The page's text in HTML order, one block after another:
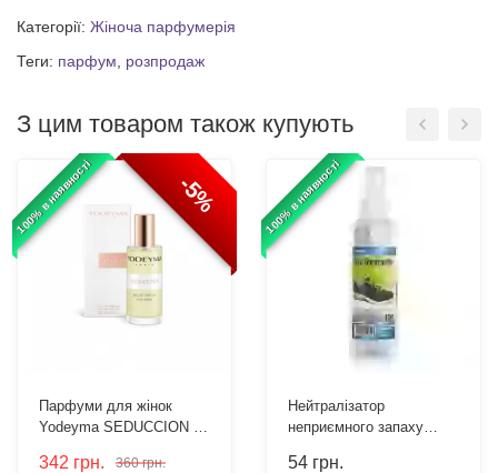
Категорії: Жіноча парфумерія
Теги: парфум розпродаж
З цим товаром також купують
100% в наявності -5%
Парфуми для жінок
Yodeyma SEDUCCION 15
342 грн. 360 грн.
100% в наявності
Нейтралізатор
неприємного запаху
54 грн.